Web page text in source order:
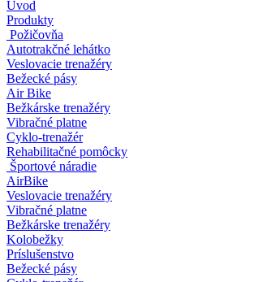
Úvod
Produkty
Požičovňa
Autotrakčné lehátko
Veslovacie trenažéry
Bežecké pásy
Air Bike
Bežkárske trenažéry
Vibračné platne
Cyklo-trenažér
Rehabilitačné pomôcky
Športové náradie
AirBike
Veslovacie trenažéry
Vibračné platne
Bežkárske trenažéry
Kolobežky
Príslušenstvo
Bežecké pásy